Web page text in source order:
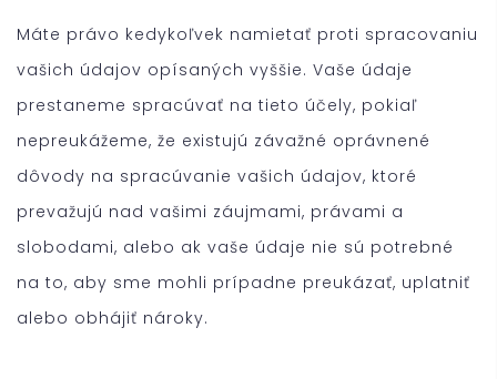
Máte právo kedykoľvek namietať proti spracovaniu
vašich údajov opísaných vyššie. Vaše údaje
prestaneme spracúvať na tieto účely, pokiaľ
nepreukážeme, že existujú závažné oprávnené
dôvody na spracúvanie vašich údajov, ktoré
prevažujú nad vašimi záujmami, právami a
slobodami, alebo ak vaše údaje nie sú potrebné
na to, aby sme mohli prípadne preukázať, uplatniť
alebo obhájiť nároky.